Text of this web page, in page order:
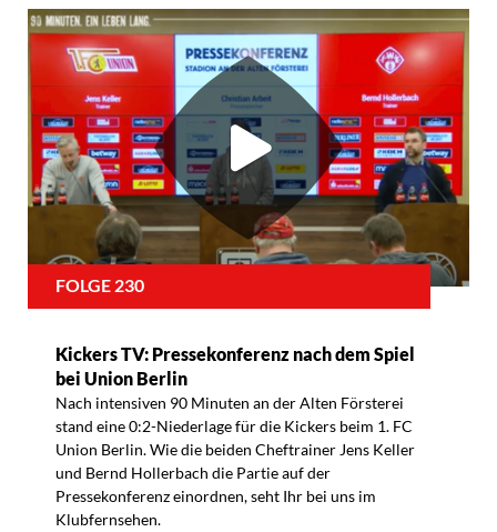
FOLGE 230
Kickers TV: Pressekonferenz nach dem Spiel
bei Union Berlin
Nach intensiven 90 Minuten an der Alten Försterei
stand eine 0:2-Niederlage für die Kickers beim 1. FC
Union Berlin. Wie die beiden Cheftrainer Jens Keller
und Bernd Hollerbach die Partie auf der
Pressekonferenz einordnen, seht Ihr bei uns im
Klubfernsehen.